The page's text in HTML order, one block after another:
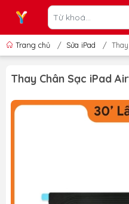
Trang chủ / Sửa iPad /
Thay Chân Sạc iPad